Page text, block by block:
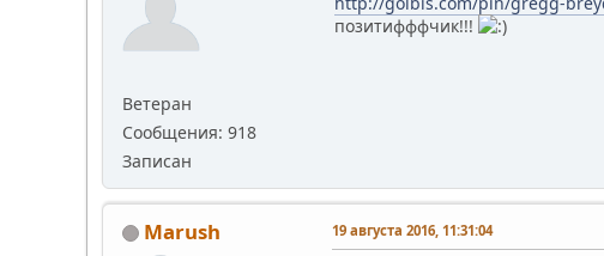
Ветеран
Сообщения: 918
Записан
позитифффчик!!!
Marush 19 августа 2016, 11:31:04